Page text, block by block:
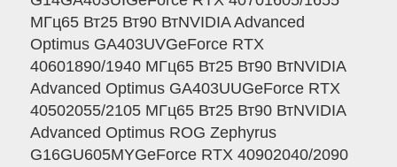
МГц65 Вт25 Вт90 ВтNVIDIA Advanced
Optimus GA403UVGeForce RTX
40601890/1940 МГц65 Вт25 Вт90 ВтNVIDIA
Advanced Optimus GA403UUGeForce RTX
40502055/2105 МГц65 Вт25 Вт90 ВтNVIDIA
Advanced Optimus ROG Zephyrus
G16GU605MYGeForce RTX 40902040/2090